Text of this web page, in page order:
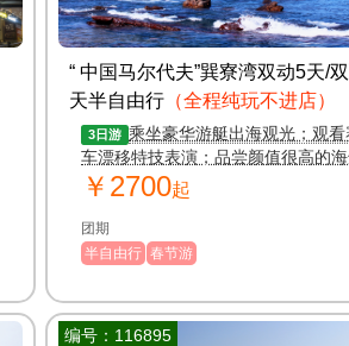
“ 中国马尔代夫”巽寮湾双动5天/
天半自由行 （全程纯玩不进店）
3日游 乘坐豪华游艇出海观光；观看
车漂移特技表演；品尝颜值很高的
贵妃鸡；拍摄双湾奇景，看大自然的
￥2700起
团期
半自由行 春节游
编号：116895